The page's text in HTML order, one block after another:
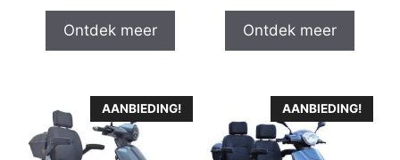
Ontdek meer Ontdek meer
AANBIEDING! AANBIEDING!